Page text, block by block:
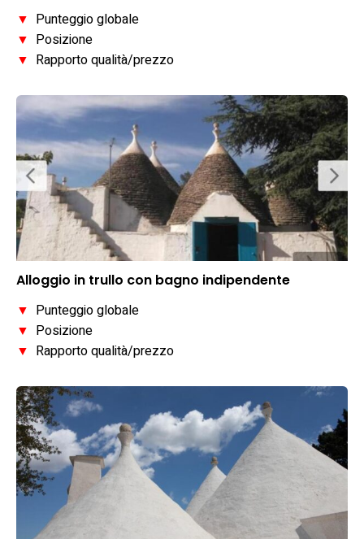
▼ Punteggio globale
▼ Posizione
▼ Rapporto qualità/prezzo
Alloggio in trullo con bagno indipendente
▼ Punteggio globale
▼ Posizione
▼ Rapporto qualità/prezzo